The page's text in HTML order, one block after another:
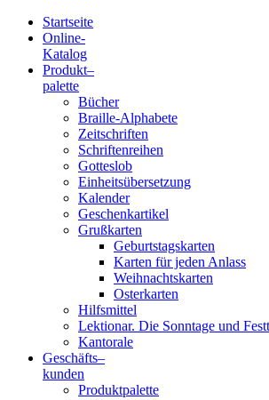
Blindenschrift-
Verlag
Druckerei
gGmbH
Startseite
Online-
Katalog
Produkt–
palette
Bücher
Braille-Alphabete
Zeitschriften
Schriftenreihen
Gotteslob
Einheitsübersetzung
Kalender
Geschenkartikel
Grußkarten
Geburtstagskarten
Karten für jeden Anlass
Weihnachtskarten
Osterkarten
Hilfsmittel
Lektionar. Die Sonntage und
Kantorale
Geschäfts­–
kunden
Produktpalette